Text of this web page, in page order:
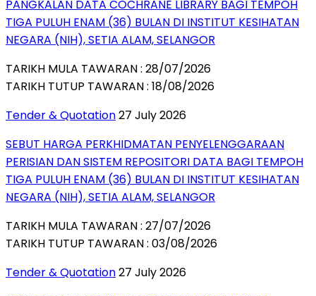
PANGKALAN DATA COCHRANE LIBRARY BAGI TEMPOH
TIGA PULUH ENAM (36) BULAN DI INSTITUT KESIHATAN
NEGARA (NIH), SETIA ALAM, SELANGOR
TARIKH MULA TAWARAN : 28/07/2026
TARIKH TUTUP TAWARAN : 18/08/2026
Tender & Quotation27 July 2026
SEBUT HARGA PERKHIDMATAN PENYELENGGARAAN
PERISIAN DAN SISTEM REPOSITORI DATA BAGI TEMPOH
TIGA PULUH ENAM (36) BULAN DI INSTITUT KESIHATAN
NEGARA (NIH), SETIA ALAM, SELANGOR
TARIKH MULA TAWARAN : 27/07/2026
TARIKH TUTUP TAWARAN : 03/08/2026
Tender & Quotation27 July 2026